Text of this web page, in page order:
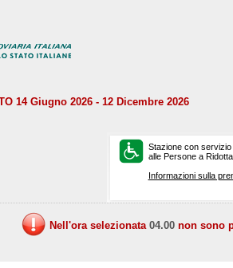
14 Giugno 2026 - 12 Dicembre 2026
Stazione con
alle Persone a
Informazioni sulla
Nell'ora selezionata 04.00 non sono